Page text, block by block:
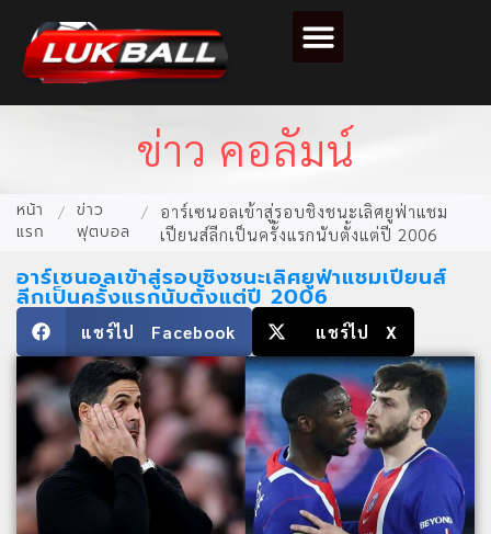
ข่าว คอลัมน์
หน้า
แรก
/ ข่าว
ฟุตบอล
/
อาร์เซนอลเข้าสู่รอบชิงชนะเลิศยูฟ่าแชม
เปียนส์ลีกเป็นครั้งแรกนับตั้งแต่ปี 2006
อาร์เซนอลเข้าสู่รอบชิงชนะเลิศยูฟ่าแชมเปียนส์
ลีกเป็นครั้งแรกนับตั้งแต่ปี 2006
แชร์ไป Facebook แชร์ไป X